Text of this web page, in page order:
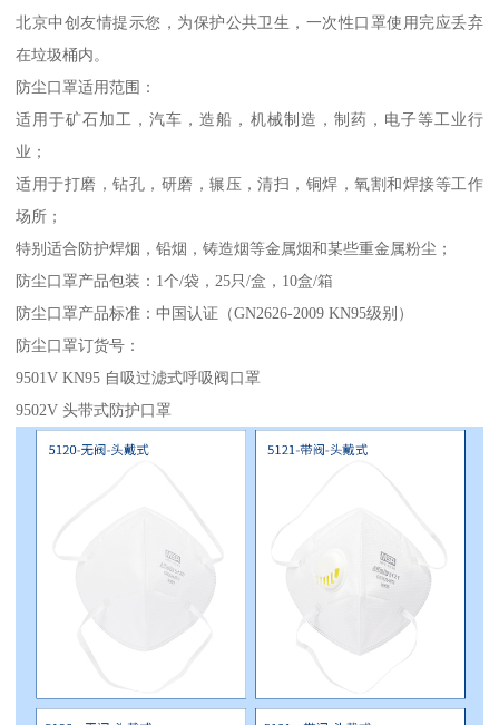
北京中创友情提示您，为保护公共卫生，一次性口罩使用完应丢弃
在垃圾桶内。
防尘口罩适用范围：
适用于矿石加工，汽车，造船，机械制造，制药，电子等工业行
业；
适用于打磨，钻孔，研磨，辗压，清扫，铜焊，氧割和焊接等工作
场所；
特别适合防护焊烟，铅烟，铸造烟等金属烟和某些重金属粉尘；
防尘口罩产品包装：1个/袋，25只/盒，10盒/箱
防尘口罩产品标准：中国认证（GN2626-2009 KN95级别）
防尘口罩订货号：
9501V KN95 自吸过滤式呼吸阀口罩
9502V 头带式防护口罩